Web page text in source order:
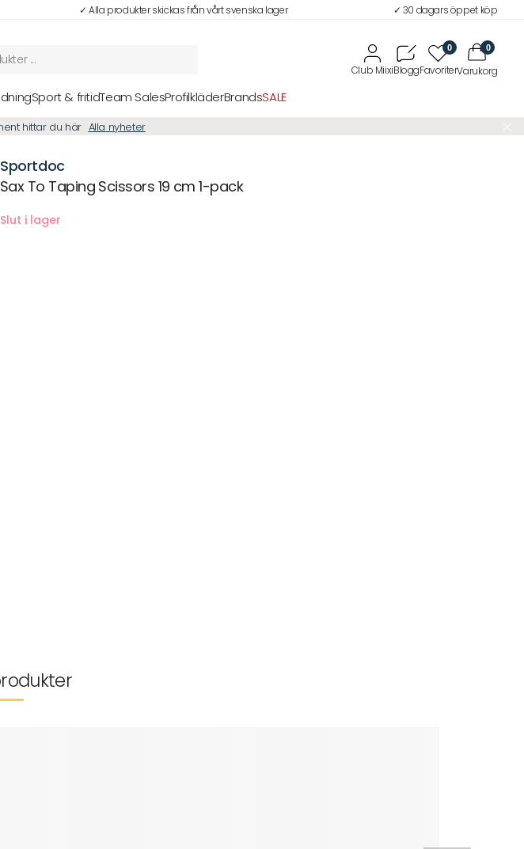
✓ Alla produkter skickas från vårt svenska lager ✓ 30 dagars öppet köp
0 0
Sport & fritidTeam SalesProfilkläderBrandsSALE
hittar du här Alla nyheter
Sportdoc
Sax To Taping Scissors 19 cm 1-pack